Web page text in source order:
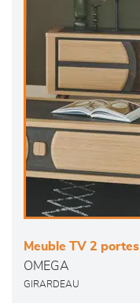
Meuble TV 2 portes
OMEGA
GIRARDEAU